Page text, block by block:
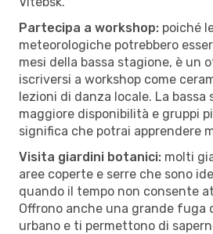
Partecipa a workshop: poiché
meteorologiche potrebbero
mesi della bassa stagione, è un
iscriversi a workshop come
lezioni di danza locale. La bassa
maggiore disponibilità e gruppi
significa che potrai apprendere
Visita giardini botanici: molti
aree coperte e serre che sono
quando il tempo non consente
Offrono anche una grande fuga
urbano e ti permettono di